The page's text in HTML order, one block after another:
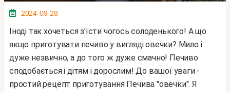
2024-09-28
якщо приготувати печиво у вигляді овечки? Мило і
дуже незвично, а до того ж дуже смачно! Печиво
сподобається і дітям і дорослим! До вашої уваги -
простий рецепт приготування Печива "овечки". Я